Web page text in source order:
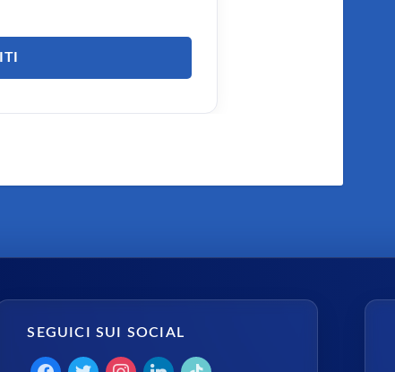
SEGUICI SUI SOCIAL